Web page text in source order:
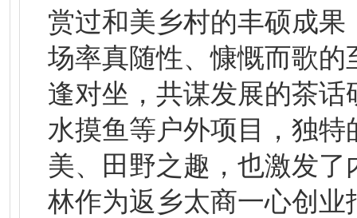
赏过和美乡村的丰硕成
场率真随性、慷慨而歌
逢对坐，共谋发展的茶
水摸鱼等户外项目，独
美、田野之趣，也激发
林作为返乡太商一心创